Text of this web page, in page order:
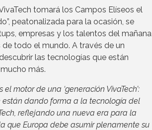
tomará los Campos Elíseos el
peatonalizada para la ocasión, se
empresas y los talentos del mañana
todo el mundo. A través de un
las tecnologías que están
más.
motor de una ‘generación VivaTech’:
están dando forma a la tecnología del
reflejando una nueva era para la
que Europa debe asumir plenamente su